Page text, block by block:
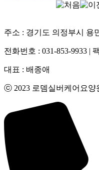
주소 : 경기도 의정부시 용
전화번호 : 031-853-9933 |
대표 : 배종애
ⓒ 2023 로뎀실버케어요양